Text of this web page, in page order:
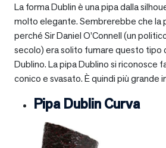
La forma Dublin è una pipa dalla
molto elegante. Sembrerebbe che la
perché Sir Daniel O’Connell (un
secolo) era solito fumare questo tipo
Dublino. La pipa Dublino si riconosce
conico e svasato. È quindi più grande
Pipa Dublin Curva